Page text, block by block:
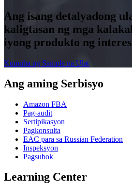
Ang isang detalyadong
kaligtasan ng mga
iyong produkto ng
Kumuha ng Sample na Ulat
Ang aming Serbisyo
Amazon FBA
Pag-audit
Sertipikasyon
Pagkonsulta
EAC para sa Russian Federation
Inspeksyon
Pagsubok
Learning Center